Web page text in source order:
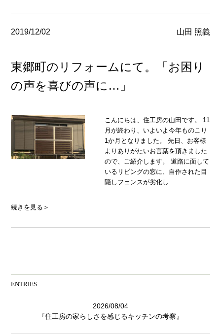
2019/12/02 山田 照義
東郷町のリフォームにて。「お困り
の声を喜びの声に…」
こんにちは、住工房の山田です。 11
月が終わり、いよいよ今年ものこり
1か月となりました。 先日、お客様
よりありがたいお言葉を頂きました
ので、ご紹介します。 道路に面して
いるリビングの窓に、自作された目
隠しフェンスが劣化し…
続きを見る＞
ENTRIES
2026/08/04
『住工房の家らしさを感じるキッチンの考察』